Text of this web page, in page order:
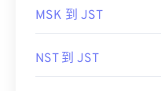
MSK 到 JST
NST 到 JST